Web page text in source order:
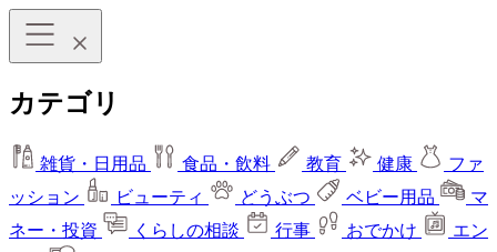
カテゴリ
雑貨・日用品 食品・飲料 教育 健康
ファ
ッション
ビューティ どうぶつ ベビー用品
マ
ネー・投資
くらしの相談 行事 おでかけ
エン